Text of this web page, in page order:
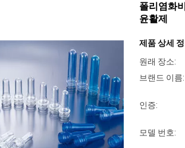
폴리염화
윤활제
제품 상세
원래 장소:
브랜드 이름:
인증:
모델 번호: